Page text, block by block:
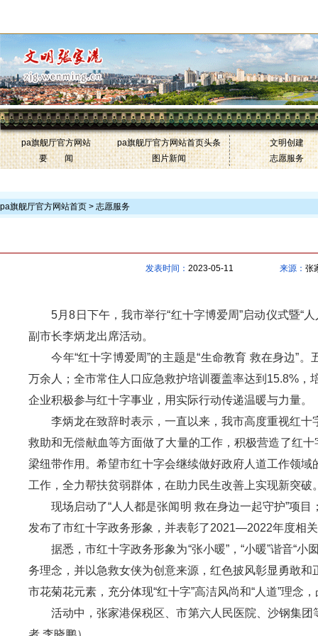
pa旗舰厅官方网站
pa旗舰厅官方网站首页头条
要 闻
图片新闻
文明创建
志愿服务
pa旗舰厅官方网站首页 > 志愿服务
发表时间： 2023-05-11 来源： 张
5月8日下午，我市举行“红十字博爱周”启动仪式暨“人
副市长李炳龙出席活动。
今年“红十字博爱周”的主题是“生命教育 救在身边”。
万余人；全市常住人口应急救护培训覆盖率达到15.8%
企业积极参与红十字事业，用实际行动传递温暖与力量。
李炳龙在致辞时表示，一直以来，我市高度重视红十
救助和无偿献血等方面做了大量的工作，积极营造了红
梁纽带作用。希望市红十字会继续做好政府人道工作领
工作，全力帮扶贫弱群体，在助力民生改善上实现新突破
现场启动了“人人都是张闻明 救在身边一起守护”项目
发布了市红十字政务形象，并表彰了2021—2022年度相
据悉，市红十字政务形象为“张小暖”，“小暖”谐音“小
务理念，并以急救女侠为创意来源，红色披风彰显勇敢
市花菊花元素，充分体现“红十字”高洁风尚和“人道”理念
活动中，张家港保税区、市第六人民医院、沙钢集团